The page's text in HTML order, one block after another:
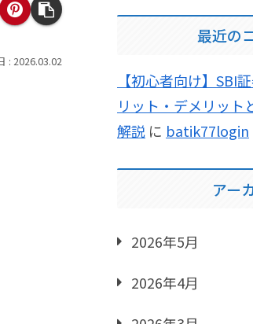
2026.03.02
最近の
【初心者向け】SBI
リット・デメリット
解説 に batik77login
アー
2026年5月
2026年4月